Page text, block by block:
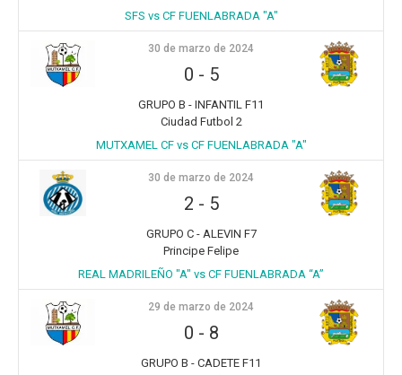
SFS vs CF FUENLABRADA "A"
30 de marzo de 2024
0 - 5
GRUPO B - INFANTIL F11
Ciudad Futbol 2
MUTXAMEL CF vs CF FUENLABRADA "A"
30 de marzo de 2024
2 - 5
GRUPO C - ALEVIN F7
Principe Felipe
REAL MADRILEÑO "A" vs CF FUENLABRADA “A”
29 de marzo de 2024
0 - 8
GRUPO B - CADETE F11